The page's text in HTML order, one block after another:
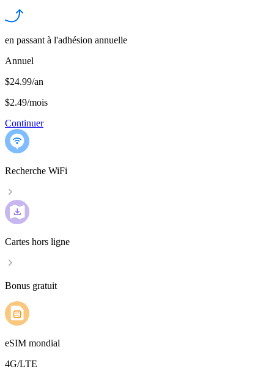
en passant à l'adhésion annuelle
Annuel
$24.99/an
$2.49/mois
Continuer
Recherche WiFi
Cartes hors ligne
Bonus gratuit
eSIM mondial
4G/LTE